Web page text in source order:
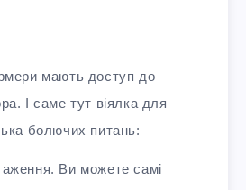
мають доступ до
І саме тут віялка для
болючих питань:
Ви можете самі